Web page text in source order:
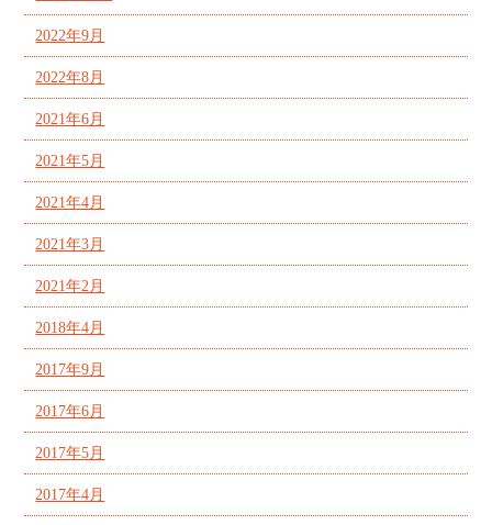
2022年9月
2022年8月
2021年6月
2021年5月
2021年4月
2021年3月
2021年2月
2018年4月
2017年9月
2017年6月
2017年5月
2017年4月